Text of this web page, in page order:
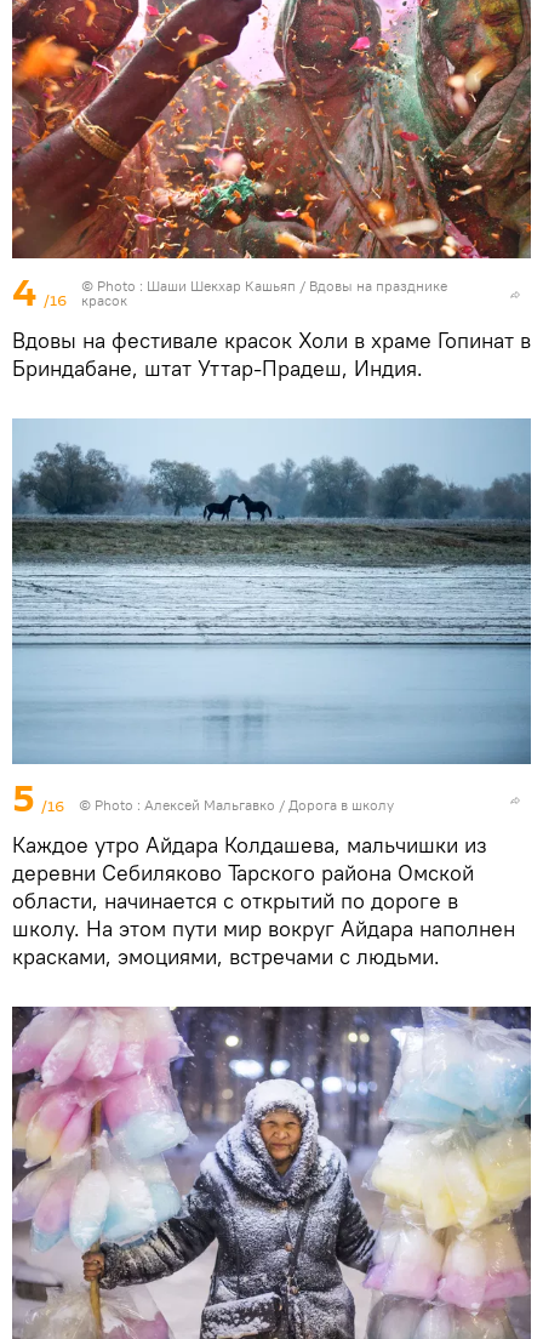
4 /16
© Photo : Шаши Шекхар Кашьяп / Вдовы на празднике
красок
Вдовы на фестивале красок Холи в храме Гопинат в
Бриндабане, штат Уттар-Прадеш, Индия.
5 /16 © Photo : Алексей Мальгавко / Дорога в школу
Каждое утро Айдара Колдашева, мальчишки из
деревни Себиляково Тарского района Омской
области, начинается с открытий по дороге в
школу. На этом пути мир вокруг Айдара наполнен
красками, эмоциями, встречами с людьми.